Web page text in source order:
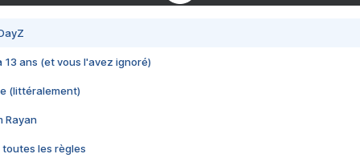
13 ans (et vous l'avez ignoré)
(littéralement)
Rayan
toutes les règles